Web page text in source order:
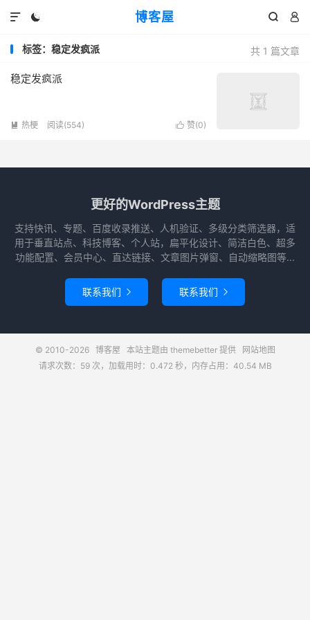
博客屋
  

共 1 篇文章
标签：稳定发疯派
稳定发疯派
 赞(0)
 热梗 阅读(554)
更好的WordPress主题
支持快讯、专题、百度收录推送、人机验证、多级分类筛选器，适
用于垂直站点、科技博客、个人站，扁平化设计、简洁白色、超多
功能配置、会员中心、直达链接、文章图片弹窗、自动缩略图等...
联系我们  联系我们 
© 2010-2026 博客屋 本站主题由 themebetter提供
网站地图
请求次数：59 次，加载用时：0.472 秒，内存占用：40.54 MB